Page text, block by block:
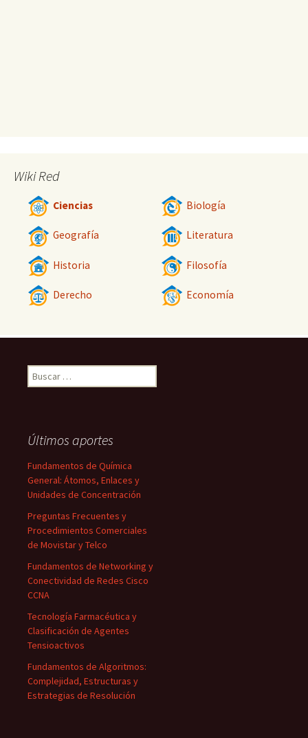
Wiki Red
Ciencias Biología
Geografía Literatura
Historia Filosofía
Derecho Economía
Buscar:
Últimos aportes
Fundamentos de Química
General: Átomos, Enlaces y
Unidades de Concentración
Preguntas Frecuentes y
Procedimientos Comerciales
de Movistar y Telco
Fundamentos de Networking y
Conectividad de Redes Cisco
CCNA
Tecnología Farmacéutica y
Clasificación de Agentes
Tensioactivos
Fundamentos de Algoritmos:
Complejidad, Estructuras y
Estrategias de Resolución